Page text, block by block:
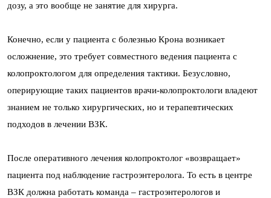
дозу, а это вообще не занятие для хирурга.
Конечно, если у пациента с болезнью Крона возникает
осложнение, это требует совместного ведения пациента с
колопроктологом для определения тактики. Безусловно,
оперирующие таких пациентов врачи-колопроктологи владеют
знанием не только хирургических, но и терапевтических
подходов в лечении ВЗК.
После оперативного лечения колопроктолог «возвращает»
пациента под наблюдение гастроэнтеролога. То есть в центре
ВЗК должна работать команда – гастроэнтерологов и